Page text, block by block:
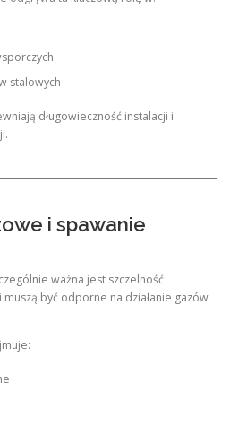
stalowych
długowieczność instalacji i
i spawanie
ważna jest szczelność
być odporne na działanie gazów